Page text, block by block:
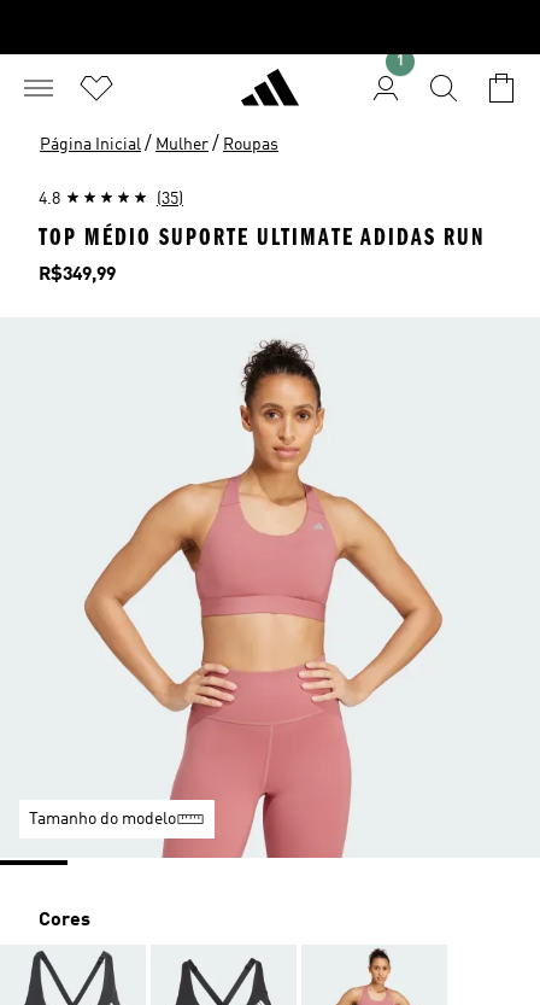
1
Página Inicial / Mulher / Roupas
4.8 (35)
TOP MÉDIO SUPORTE ULTIMATE ADIDAS RUN
Preço
R$349,99
Tamanho do modelo
Cores